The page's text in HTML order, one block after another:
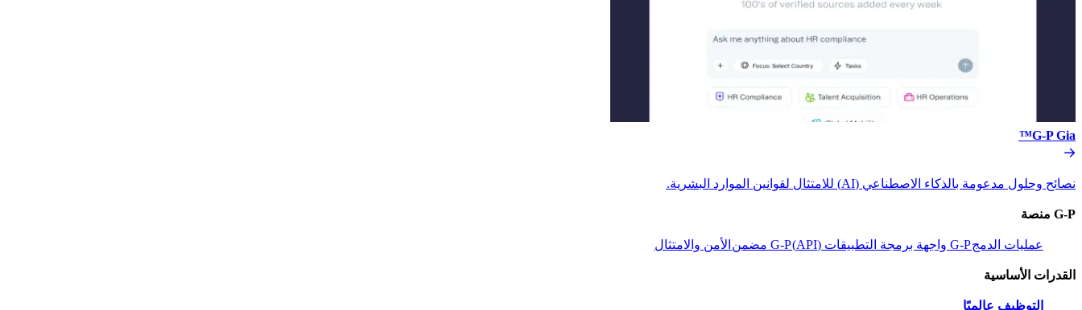
G-P Gia™​​
نصائح وحلول مدعومة بالذكاء الاصطناعي (AI) للامتثال لقوانين الموارد البشرية.​​
G-P منصة​​
عمليات الدمج​​G-P واجهة برمجة التطبيقات (API)​​ G-P مضمن​​ الأمن والامتثال​​
القدرات الأساسية​​
التوظيف عالميًا​​